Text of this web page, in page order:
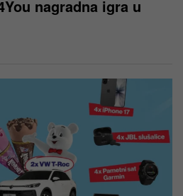
nagradna igra u